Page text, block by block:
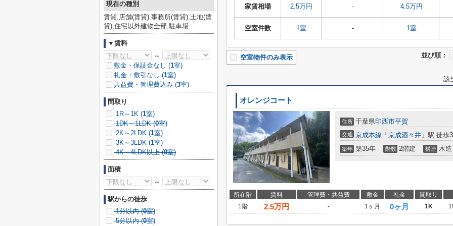
家賃相場 2.5万円 - 4.5万円
空室件数 1室 - 1室
並び順：
空室物件のみ表示
該
オレンジコート
住所 千葉県印西市平賀
交通 京成本線 「 京成酒々井 」駅 徒歩
築年 築35年 階数 2階建 構造 木造
所在階 賃料 管理費・共益費 敷金 礼金
間取り
1階
2.5万円 - 1ヶ月 0ヶ月 1K
現在の種別
賃貸,店舗(賃貸),事務所(賃貸),土地(賃
貸),住宅以外建物全部,駐車場
▼賃料
～
敷金・保証金なし (1室)
礼金・敷引なし (1室)
共益費・管理費込み (3室)
間取り
1R～1K (1室)
1DK～1LDK (0室)
2K～2LDK (1室)
3K～3LDK (1室)
4K～4LDK以上 (0室)
面積
～
駅からの徒歩
1分以内 (0室)
5分以内 (0室)